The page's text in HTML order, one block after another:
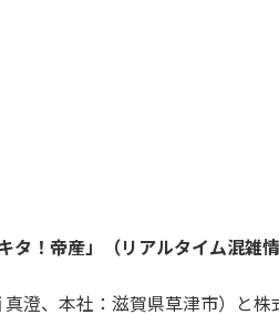
キタ！帝産」（リアルタイム混雑
澄、本社：滋賀県草津市）と